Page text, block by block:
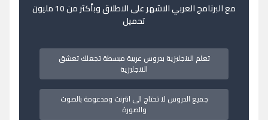
مع البرنامج العربي الاشهر على الاطلاق وبأكثر من 10 مليون
تحميل
تعلم الانجليزية بدروس عربية مبسطة تجعلك تعشق
الانجليزية
جميع الدروس لا تحتاج الى انترنت ومدعومة بالصوت
والصورة